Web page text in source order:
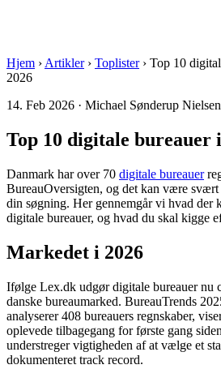
Hjem › Artikler › Toplister › Top 10
2026
14. Feb 2026 · Michael Sønderup Nielsen
Top 10 digitale bureauer
Danmark har over 70 digitale bureauer
BureauOversigten, og det kan være
din søgning. Her gennemgår vi hvad der
digitale bureauer, og hvad du skal kigge
Markedet i 2026
Ifølge Lex.dk udgør digitale bureauer nu
danske bureaumarked. BureauTrends
analyserer 408 bureauers regnskaber,
oplevede tilbagegang for første gang
understreger vigtigheden af at vælge et
dokumenteret track record.